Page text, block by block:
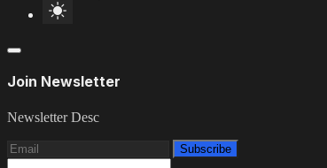
Join Newsletter
Newsletter Desc
Subscribe